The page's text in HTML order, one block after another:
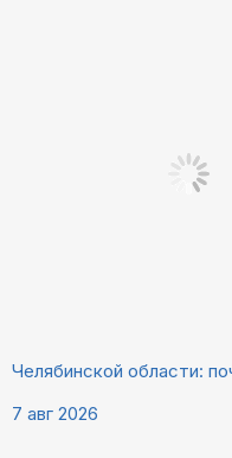
Челябинской области:
7 авг 2026